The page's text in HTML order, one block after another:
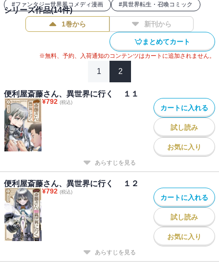
#ファンタジー世界風コメディ漫画 #異世界転生・召喚コミック
シリーズ作品(14件)
1巻から 新刊から
まとめてカート
※無料、予約、入荷通知のコンテンツはカートに追加されません。
1 2
便利屋斎藤さん、異世界に行く １１
¥792 (税込)
カートに入れる
試し読み
お気に入り
あらすじを見る
便利屋斎藤さん、異世界に行く １２
¥792 (税込)
カートに入れる
試し読み
お気に入り
あらすじを見る